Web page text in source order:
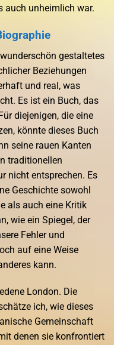
auch unheimlich war.
gestaltetes
Beziehungen
und real, was
Es ist ein Buch, das
diejenigen, die eine
könnte dieses Buch
seine rauen Kanten
traditionellen
nicht entsprechen. Es
Geschichte sowohl
als auch eine Kritik
wie ein Spiegel, der
Fehler und
auf eine Weise
kann.
London. Die
ich, wie dieses
Gemeinschaft
denen sie konfrontiert